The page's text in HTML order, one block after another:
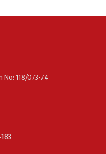
118/073-74